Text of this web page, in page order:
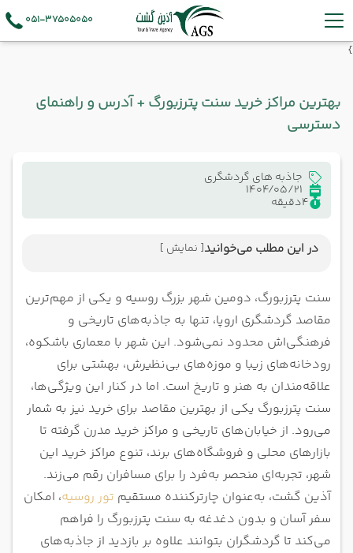
051-37505050
}
بهترین مراکز خرید سنت پترزبورگ + آدرس و راهنمای
دسترسی
جاذبه های گردشگری
1404/05/21
4دقیقه
در این مطلب می‌خوانید[ نمایش ]
مرکز خرید نوسکی | Nevsky Shopping Center
خیابان سادووایا | Sadovaya St
اوت لت بیلز | Bealls Outlet
مرکز خرید الکترا | Shopping Center Elektra
فروشگاه بزرگ Moskovskiy
مرکز خرید واگن ویل | Wagon Wheel Flea Market
مرکز خرید پاساژ | Passage Shopping Center
مرکز خرید LETO | Shopping Mall LETO
مرکز خرید گالریا | Galeria Shopping Mall
سنت پترزبورگ، دومین شهر بزرگ روسیه و یکی از مهم‌ترین
مقاصد گردشگری اروپا، تنها به جاذبه‌های تاریخی و
فرهنگی‌اش محدود نمی‌شود. این شهر با معماری باشکوه،
رودخانه‌های زیبا و موزه‌های بی‌نظیرش، بهشتی برای
علاقه‌مندان به هنر و تاریخ است. اما در کنار این ویژگی‌ها،
سنت پترزبورگ یکی از بهترین مقاصد برای خرید نیز به شمار
می‌رود. از خیابان‌های تاریخی و مراکز خرید مدرن گرفته تا
بازارهای محلی و فروشگاه‌های برند، تنوع مراکز خرید این
شهر، تجربه‌ای منحصر به‌فرد را برای مسافران رقم می‌زند.
آذین گشت، به‌عنوان چارترکننده مستقیم تور روسیه، امکان
سفر آسان و بدون دغدغه به سنت پترزبورگ را فراهم
می‌کند تا گردشگران بتوانند علاوه بر بازدید از جاذبه‌های